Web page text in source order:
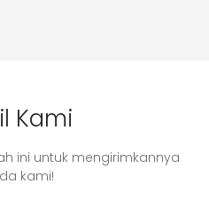
Kami
ini untuk mengirimkannya
kami!